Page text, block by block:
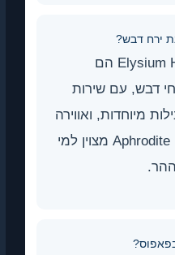
ירח דבש?
Annabelle Hotel ו-Elysium Hotel הם
דבש, עם שירות
מיוחדות, ואווירה
רומנטית מובהקת. Aphrodite Hills מצוין למי